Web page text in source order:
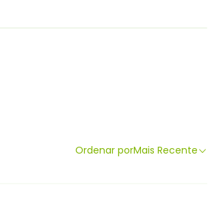
Ordenar porMais Recente